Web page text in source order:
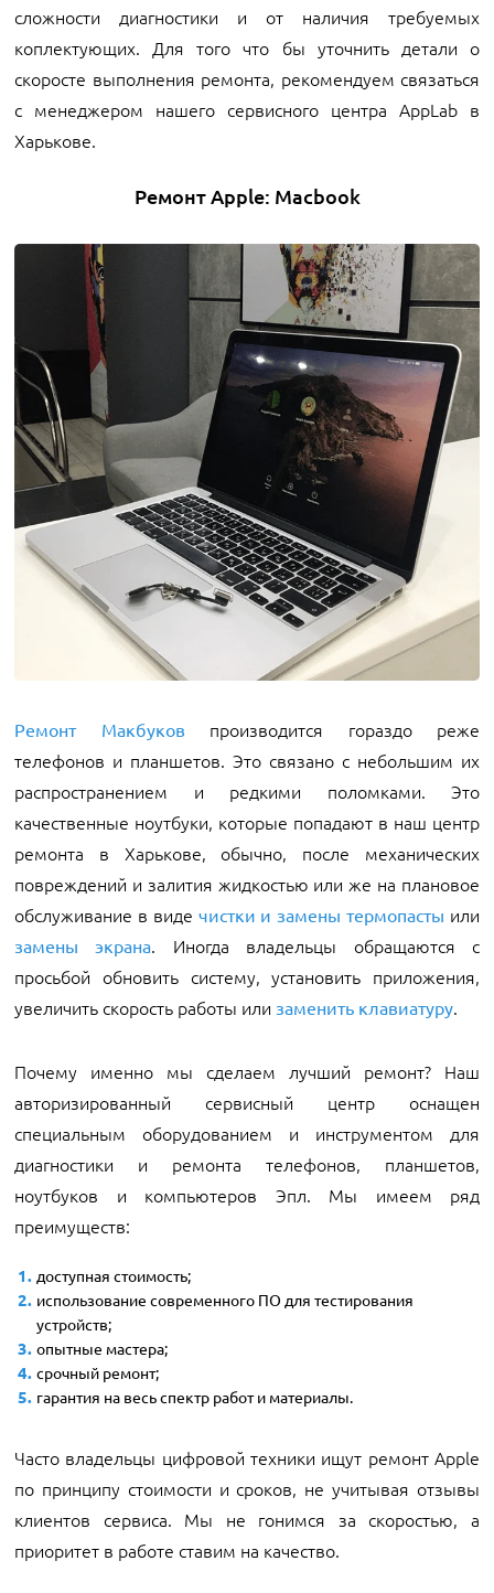
сложности диагностики и от наличия требуемых
коплектующих. Для того что бы уточнить детали о
скоросте выполнения ремонта, рекомендуем связаться
с менеджером нашего сервисного центра AppLab в
Харькове.
Ремонт Apple: Macbook
Ремонт Макбуков производится гораздо реже
телефонов и планшетов. Это связано с небольшим их
распространением и редкими поломками. Это
качественные ноутбуки, которые попадают в наш центр
ремонта в Харькове, обычно, после механических
повреждений и залития жидкостью или же на плановое
обслуживание в виде чистки и замены термопасты или
замены экрана. Иногда владельцы обращаются с
просьбой обновить систему, установить приложения,
увеличить скорость работы или заменить клавиатуру.
Почему именно мы сделаем лучший ремонт? Наш
авторизированный сервисный центр оснащен
специальным оборудованием и инструментом для
диагностики и ремонта телефонов, планшетов,
ноутбуков и компьютеров Эпл. Мы имеем ряд
преимуществ:
доступная стоимость;
использование современного ПО для тестирования
устройств;
опытные мастера;
срочный ремонт;
гарантия на весь спектр работ и материалы.
Часто владельцы цифровой техники ищут ремонт Apple
по принципу стоимости и сроков, не учитывая отзывы
клиентов сервиса. Мы не гонимся за скоростью, а
приоритет в работе ставим на качество.